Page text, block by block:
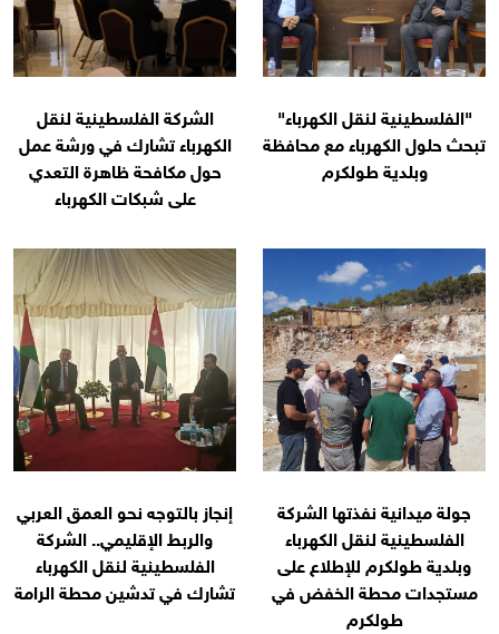
"الفلسطينية لنقل الكهرباء"
تبحث حلول الكهرباء مع محافظة
وبلدية طولكرم
الشركة الفلسطينية لنقل
الكهرباء تشارك في ورشة عمل
حول مكافحة ظاهرة التعدي
على شبكات الكهرباء
جولة ميدانية نفذتها الشركة
الفلسطينية لنقل الكهرباء
وبلدية طولكرم للإطلاع على
مستجدات محطة الخفض في
طولكرم
إنجاز بالتوجه نحو العمق العربي
والربط الإقليمي.. الشركة
الفلسطينية لنقل الكهرباء
تشارك في تدشين محطة الرامة